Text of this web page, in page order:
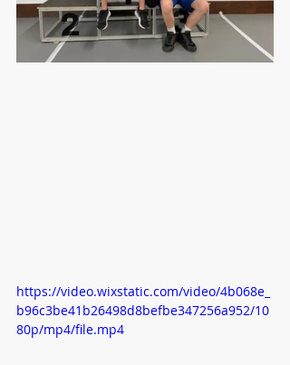
https://video.wixstatic.com/video/4b068e_
b96c3be41b26498d8befbe347256a952/10
80p/mp4/file.mp4